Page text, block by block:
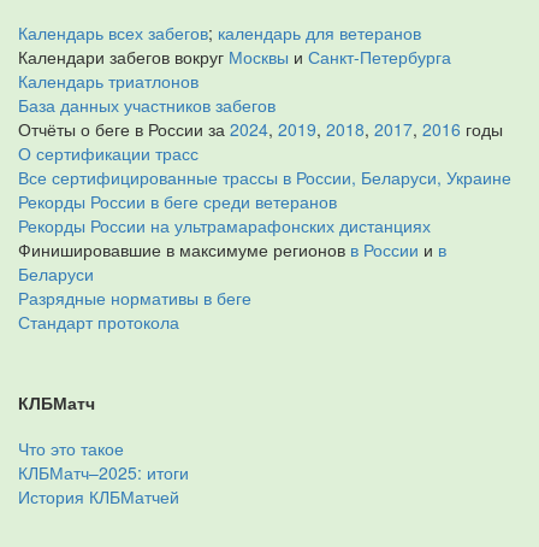
Календарь всех забегов; календарь для ветеранов
Календари забегов вокруг Москвы и Санкт-Петербурга
Календарь триатлонов
База данных участников забегов
Отчёты о беге в России за 2024, 2019, 2018, 2017, 2016 годы
О сертификации трасс
Все сертифицированные трассы в России, Беларуси, Украине
Рекорды России в беге среди ветеранов
Рекорды России на ультрамарафонских дистанциях
Финишировавшие в максимуме регионов в России и в
Беларуси
Разрядные нормативы в беге
Стандарт протокола
КЛБМатч
Что это такое
КЛБМатч–2025: итоги
История КЛБМатчей